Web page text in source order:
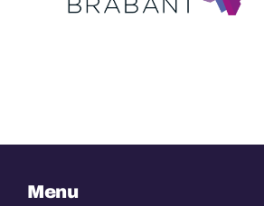
Dutch bakery
Menu